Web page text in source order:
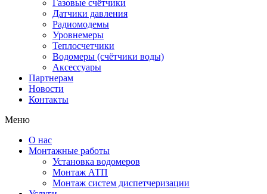
Газовые счётчики
Датчики давления
Радиомодемы
Уровнемеры
Теплосчетчики
Водомеры (счётчики воды)
Аксессуары
Партнерам
Новости
Контакты
Меню
О нас
Монтажные работы
Установка водомеров
Монтаж АТП
Монтаж систем диспетчеризации